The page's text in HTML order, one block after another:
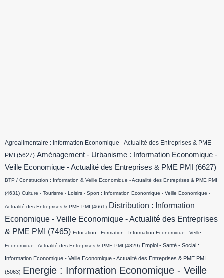
Agroalimentaire : Information Economique - Actualité des Entreprises & PME
PMI (5627) Aménagement - Urbanisme : Information Economique -
Veille Economique - Actualité des Entreprises & PME PMI
(6627)
BTP / Construction : Information & Veille Economique - Actualité des Entreprises & PME PMI
(4631) Culture - Tourisme - Loisirs - Sport : Information Economique - Veille Economique -
Actualité des Entreprises & PME PMI (4661) Distribution : Information
Economique - Veille Economique - Actualité des Entreprises
& PME PMI
(7465) Education - Formation : Information Economique - Veille
Economique - Actualité des Entreprises & PME PMI (4829) Emploi - Santé - Social :
Information Economique - Veille Economique - Actualité des Entreprises & PME PMI
(5063) Energie : Information Economique - Veille